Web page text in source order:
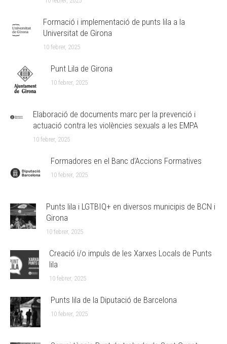
Formació i implementació de punts lila a la
Universitat de Girona
10 febrer, 2025
Punt Lila de Girona
10 febrer, 2025
Elaboració de documents marc per la prevenció i
actuació contra les violències sexuals a les EMPA
10 febrer, 2025
Formadores en el Banc d’Accions Formatives
10 febrer, 2025
Punts lila i LGTBIQ+ en diversos municipis de BCN i
Girona
10 febrer, 2025
Creació i/o impuls de les Xarxes Locals de Punts
lila
10 febrer, 2025
Punts lila de la Diputació de Barcelona
10 febrer, 2025